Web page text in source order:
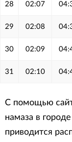
28 02:07
29 02:08
30 02:09
31 02:10
С помощью
намаза в
приводится